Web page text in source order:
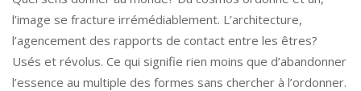
l’image se fracture irrémédiablement. L’architecture,
l’agencement des rapports de contact entre les êtres?
Usés et révolus. Ce qui signifie rien moins que d’abandonner
l’essence au multiple des formes sans chercher à l’ordonner.